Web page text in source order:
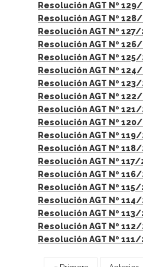
Resolución AGT Nº
Resolución AGT Nº
Resolución AGT Nº
Resolución AGT Nº
Resolución AGT Nº
Resolución AGT Nº
Resolución AGT Nº
Resolución AGT Nº
Resolución AGT Nº
Resolución AGT Nº
Resolución AGT Nº
Resolución AGT Nº
Resolución AGT Nº 117/
Resolución AGT Nº
Resolución AGT Nº
Resolución AGT Nº
Resolución AGT Nº
Resolución AGT Nº
Resolución AGT Nº